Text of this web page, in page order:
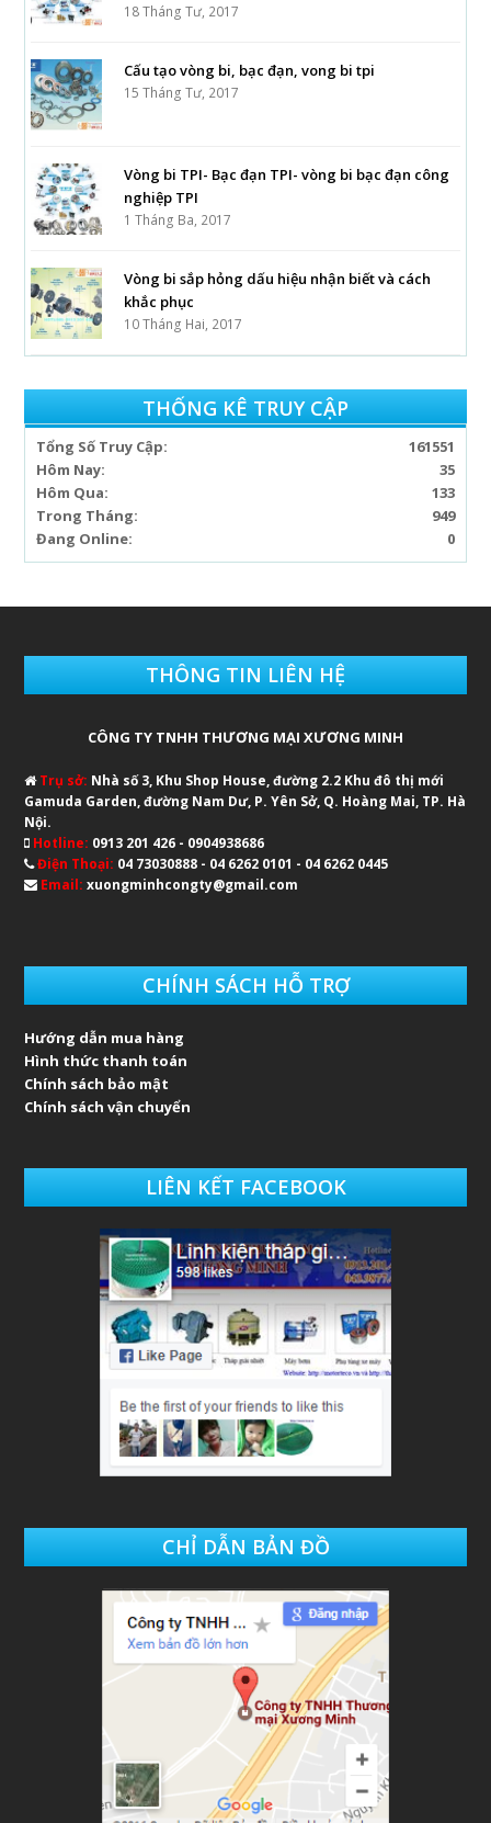
18 Tháng Tư, 2017
Cấu tạo vòng bi, bạc đạn, vong bi tpi
15 Tháng Tư, 2017
Vòng bi TPI- Bạc đạn TPI- vòng bi bạc đạn công
nghiệp TPI
1 Tháng Ba, 2017
Vòng bi sắp hỏng dấu hiệu nhận biết và cách
khắc phục
10 Tháng Hai, 2017
THỐNG KÊ TRUY CẬP
161551
Tổng Số Truy Cập:
35
Hôm Nay:
133
Hôm Qua:
949
Trong Tháng:
0
Đang Online:
THÔNG TIN LIÊN HỆ
CÔNG TY TNHH THƯƠNG MẠI XƯƠNG MINH
Trụ sở: Nhà số 3, Khu Shop House, đường 2.2 Khu đô thị mới
Gamuda Garden, đường Nam Dư, P. Yên Sở, Q. Hoàng Mai, TP. Hà
Nội.
Hotline: 0913 201 426 - 0904938686
Điện Thoại: 04 73030888 - 04 6262 0101 - 04 6262 0445
Email: xuongminhcongty@gmail.com
CHÍNH SÁCH HỖ TRỢ
Hướng dẫn mua hàng
Hình thức thanh toán
Chính sách bảo mật
Chính sách vận chuyển
LIÊN KẾT FACEBOOK
CHỈ DẪN BẢN ĐỒ